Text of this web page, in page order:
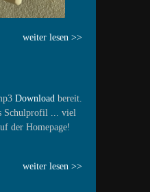
weiter lesen >>
Download bereit.
Schulprofil ... viel
der Homepage!
weiter lesen >>